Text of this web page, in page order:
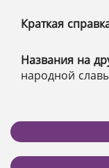
Краткая
Названия на
народной